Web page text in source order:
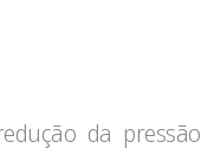
da pressão